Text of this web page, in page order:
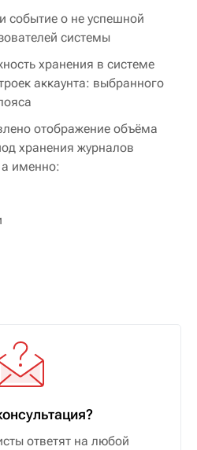
событие о не успешной
системы
хранения в системе
аккаунта: выбранного
отображение объёма
хранения журналов
а именно:
ответят на любой